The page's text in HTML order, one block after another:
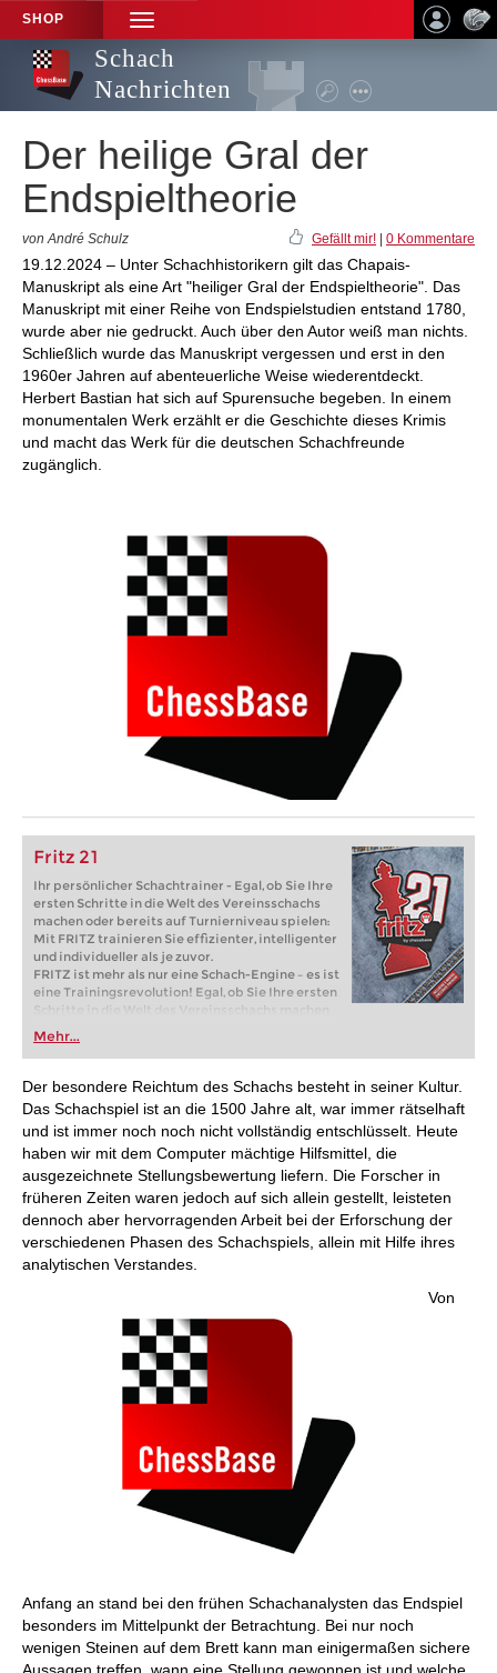
SHOP
TOGGLE
NAVIGATION
Schach
Nachrichten
Der heilige Gral der
Endspieltheorie
von André Schulz Gefällt mir! 0 Kommentare
19.12.2024 – Unter Schachhistorikern gilt das Chapais-
Manuskript als eine Art "heiliger Gral der Endspieltheorie". Das
Manuskript mit einer Reihe von Endspielstudien entstand 1780,
wurde aber nie gedruckt. Auch über den Autor weiß man nichts.
Schließlich wurde das Manuskript vergessen und erst in den
1960er Jahren auf abenteuerliche Weise wiederentdeckt.
Herbert Bastian hat sich auf Spurensuche begeben. In einem
monumentalen Werk erzählt er die Geschichte dieses Krimis
und macht das Werk für die deutschen Schachfreunde
zugänglich.
Fritz 21
Ihr persönlicher Schachtrainer - Egal, ob Sie Ihre
ersten Schritte in die Welt des Vereinsschachs
machen oder bereits auf Turnierniveau spielen:
Mit FRITZ trainieren Sie effizienter, intelligenter
und individueller als je zuvor.
FRITZ ist mehr als nur eine Schach-Engine – es ist
eine Trainingsrevolution! Egal, ob Sie Ihre ersten
Schritte in die Welt des Vereinsschachs machen
oder bereits auf Turnierniveau spielen: Mit
FRITZ trainieren Sie effizienter, intelligenter und
individueller als je zuvor.
Mehr...
Der besondere Reichtum des Schachs besteht in seiner Kultur.
Das Schachspiel ist an die 1500 Jahre alt, war immer rätselhaft
und ist immer noch noch nicht vollständig entschlüsselt. Heute
haben wir mit dem Computer mächtige Hilfsmittel, die
ausgezeichnete Stellungsbewertung liefern. Die Forscher in
früheren Zeiten waren jedoch auf sich allein gestellt, leisteten
dennoch aber hervorragenden Arbeit bei der Erforschung der
verschiedenen Phasen des Schachspiels, allein mit Hilfe ihres
analytischen Verstandes.
Von
Anfang an stand bei den frühen Schachanalysten das Endspiel
besonders im Mittelpunkt der Betrachtung. Bei nur noch
wenigen Steinen auf dem Brett kann man einigermaßen sichere
Aussagen treffen, wann eine Stellung gewonnen ist und welche